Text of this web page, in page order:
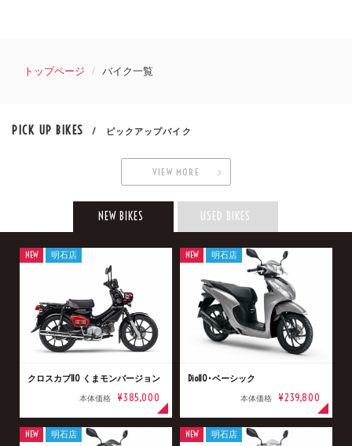
トップページ バイク一覧
PICK UP BIKES / ピックアップバイク
VIEW MORE
NEW BIKES USED BIKES
クロスカブ110 くまモンバージョン
本体価格 ¥385,000
NEW 明石店
Dio110･ベーシック
本体価格 ¥239,800
NEW 明石店
NEW 明石店 NEW 明石店